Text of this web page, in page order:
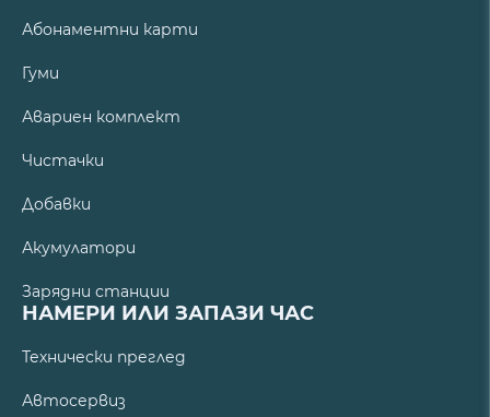
Абонаментни карти
Гуми
Авариен комплект
Чистачки
Добавки
Акумулатори
Зарядни станции
НАМЕРИ ИЛИ ЗАПАЗИ ЧАС
Технически преглед
Автосервиз